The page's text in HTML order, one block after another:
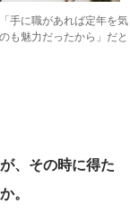
手に職があれば定年を気
も魅力だったから」だと
、その時に得た
。